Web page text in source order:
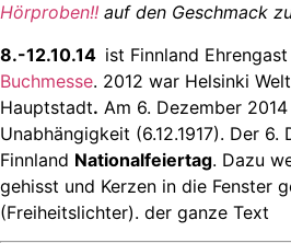
Hörproben!! auf den Geschmack
8.-12.10.14 ist Finnland
Buchmesse. 2012 war Helsinki
Hauptstadt. Am 6. Dezember
Unabhängigkeit (6.12.1917). Der
Finnland Nationalfeiertag. Dazu
gehisst und Kerzen in die Fenster
(Freiheitslichter). der ganze Text